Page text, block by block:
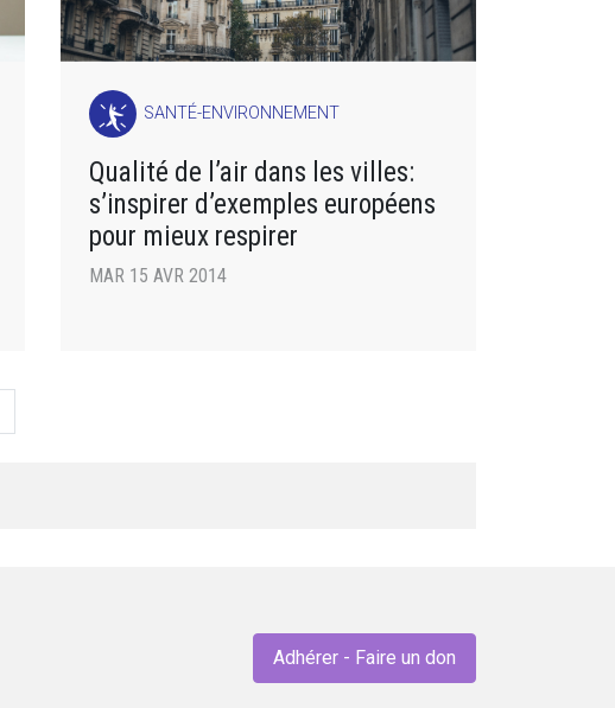
SANTÉ-ENVIRONNEMENT
Qualité de l’air dans les villes:
s’inspirer d’exemples européens
pour mieux respirer
MAR 15 AVR 2014
Adhérer - Faire un don